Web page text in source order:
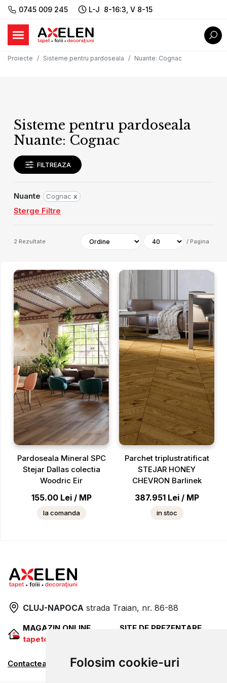
Folosim cookie-uri
0745 009 245 L-J 8-16:3, V 8-15
Proiecte Sisteme pentru pardoseala Nuante: Cognac
Sisteme pentru pardoseala
Nuante: Cognac
FILTREAZA
Nuante Cognac x
Sterge Filtre
2 Rezultate / Pagina
Pardoseala Mineral SPC
Stejar Dallas colectia
Woodric Eir
155.00 Lei / MP
la comanda
Parchet triplustratificat
STEJAR HONEY
CHEVRON Barlinek
387.951 Lei / MP
in stoc
CLUJ-NAPOCA strada Traian, nr. 86-88
MAGAZIN ONLINE
tapetcugarantie.ro
SITE DE PREZENTARE
Contactează-ne